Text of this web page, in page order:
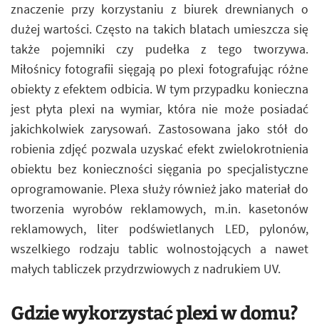
znaczenie przy korzystaniu z biurek drewnianych o
dużej wartości. Często na takich blatach umieszcza się
także pojemniki czy pudełka z tego tworzywa.
Miłośnicy fotografii sięgają po plexi fotografując różne
obiekty z efektem odbicia. W tym przypadku konieczna
jest płyta plexi na wymiar, która nie może posiadać
jakichkolwiek zarysowań. Zastosowana jako stół do
robienia zdjęć pozwala uzyskać efekt zwielokrotnienia
obiektu bez konieczności sięgania po specjalistyczne
oprogramowanie. Plexa służy również jako materiał do
tworzenia wyrobów reklamowych, m.in. kasetonów
reklamowych, liter podświetlanych LED, pylonów,
wszelkiego rodzaju tablic wolnostojących a nawet
małych tabliczek przydrzwiowych z nadrukiem UV.
Gdzie wykorzystać plexi w domu?